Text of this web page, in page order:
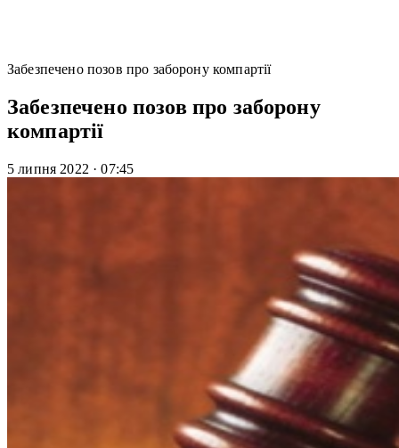
Забезпечено позов про заборону компартії
Забезпечено позов про заборону
компартії
5 липня 2022 · 07:45